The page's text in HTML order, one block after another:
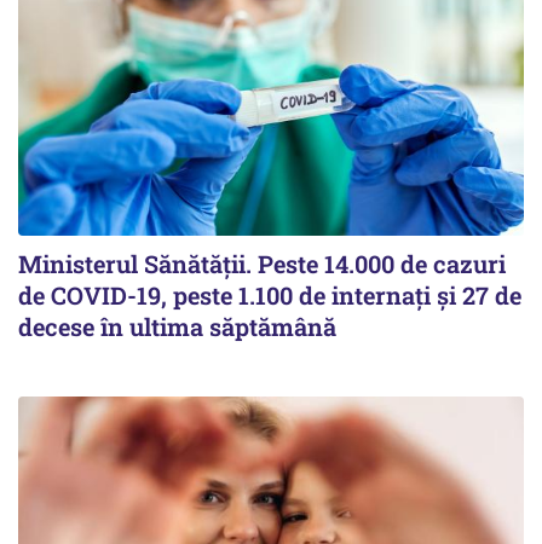
Ministerul Sănătății. Peste 14.000 de cazuri
de COVID-19, peste 1.100 de internați și 27 de
decese în ultima săptămână